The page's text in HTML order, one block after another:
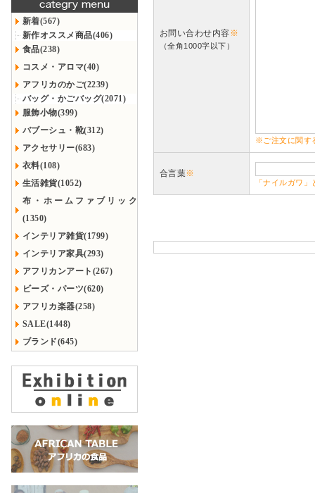
新着(567)
新作オススメ商品(406)
食品(238)
コスメ・アロマ(40)
アフリカのかご(2239)
バッグ・かごバッグ(2071)
服飾小物(399)
バブーシュ・靴(312)
アクセサリー(683)
衣料(108)
生活雑貨(1052)
布・ホームファブリック
(1350)
インテリア雑貨(1799)
インテリア家具(293)
アフリカンアート(267)
ビーズ・パーツ(620)
アフリカ楽器(258)
SALE(1448)
ブランド(645)
お問い合わせ内容※
（全角1000字以下）
※ご注文に関す
合言葉※
「ナイルガワ